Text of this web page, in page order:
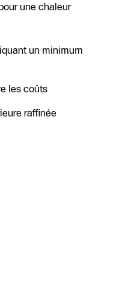
une chaleur
un minimum
les coûts
raffinée